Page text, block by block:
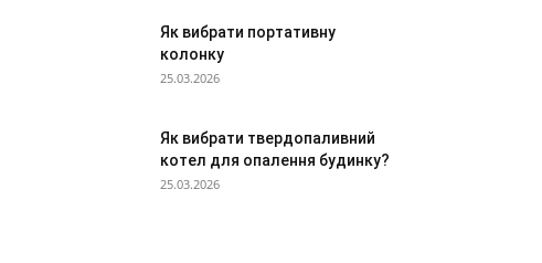
Як вибрати портативну
колонку
25.03.2026
Як вибрати твердопаливний
котел для опалення будинку?
25.03.2026